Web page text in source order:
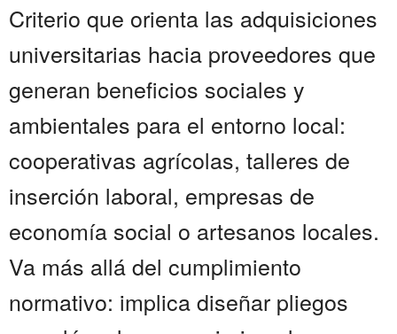
Criterio que orienta las adquisiciones
universitarias hacia proveedores que
generan beneficios sociales y
ambientales para el entorno local:
cooperativas agrícolas, talleres de
inserción laboral, empresas de
economía social o artesanos locales.
Va más allá del cumplimiento
normativo: implica diseñar pliegos